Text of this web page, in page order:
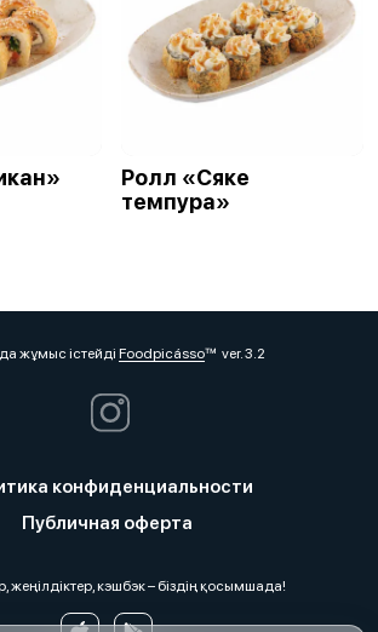
Ролл «Сяке
темпура»
жұмыс істейді Foodpicássover. 3.2
конфиденциальности
Публичная оферта
жеңілдіктер, кэшбэк – біздің қосымшада!